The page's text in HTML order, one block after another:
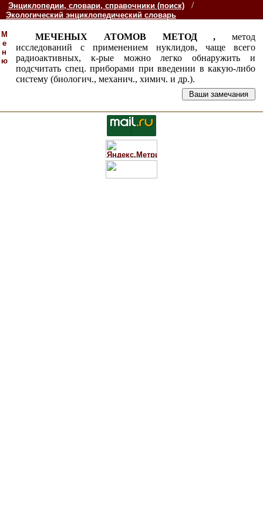
Энциклопедии, словари, справочники (поиск) /
Экологический энциклопедический словарь
М
е
н
ю
МЕЧЕНЫХ АТОМОВ МЕТОД , метод
исследований с применением нуклидов, чаще всего
радиоактивных, к-рые можно легко обнаружить и
подсчитать спец. приборами при введении в какую-либо
систему (биологич., механич., химич. и др.).